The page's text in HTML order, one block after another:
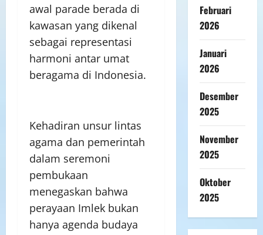
awal parade berada di
kawasan yang dikenal
sebagai representasi
harmoni antar umat
beragama di Indonesia.
Kehadiran unsur lintas
agama dan pemerintah
dalam seremoni
pembukaan
menegaskan bahwa
perayaan Imlek bukan
hanya agenda budaya
Februari
2026
Januari
2026
Desember
2025
November
2025
Oktober
2025